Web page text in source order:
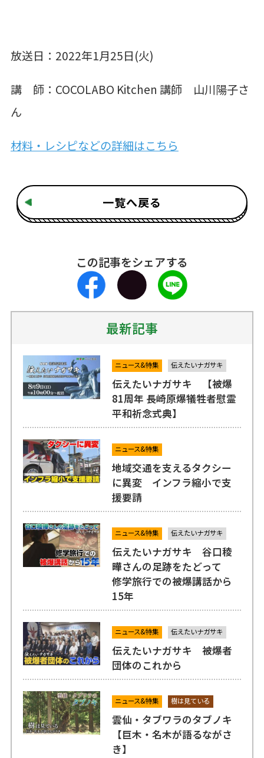
放送日：2022年1月25日(火)
講 師： COCOLABO Kitchen 講師 山川陽子さ
ん
材料・レシピなどの詳細はこちら
一覧へ戻る
この記事をシェアする
最新記事
ニュース&特集 伝えたいナガサキ
伝えたいナガサキ 【被爆
81周年 長崎原爆犠牲者慰霊
平和祈念式典】
ニュース&特集
地域交通を支えるタクシー
に異変 インフラ縮小で支
援要請
ニュース&特集 伝えたいナガサキ
伝えたいナガサキ 谷口稜
曄さんの足跡をたどって
修学旅行での被爆講話から
15年
ニュース&特集 伝えたいナガサキ
伝えたいナガサキ 被爆者
団体のこれから
ニュース&特集 樹は見ている
雲仙・タブワラのタブノキ
【巨木・名木が語るながさ
き】